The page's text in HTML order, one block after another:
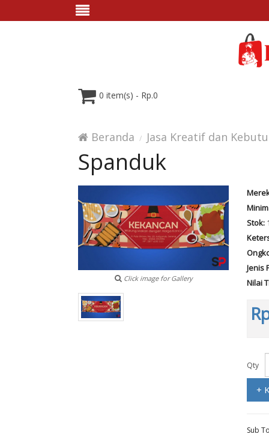
0 item(s) - Rp.0
Beranda Jasa Kreatif dan
Spanduk
Click image for Gallery
Stok:
Jenis
Nilai
Qty
+
Sub